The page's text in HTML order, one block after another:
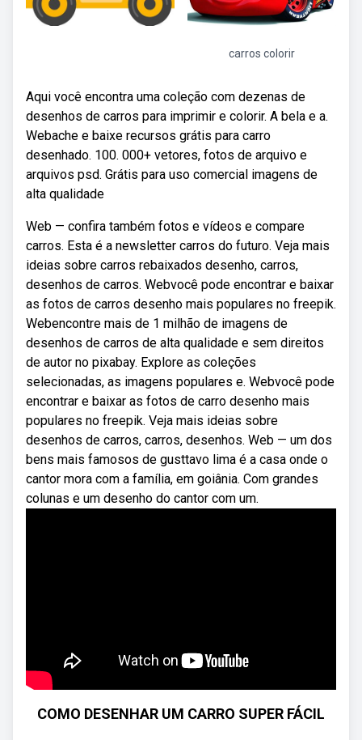
carros colorir
Aqui você encontra uma coleção com dezenas de
desenhos de carros para imprimir e colorir. A bela e a.
Webache e baixe recursos grátis para carro
desenhado. 100. 000+ vetores, fotos de arquivo e
arquivos psd. Grátis para uso comercial imagens de
alta qualidade
Web — confira também fotos e vídeos e compare
carros. Esta é a newsletter carros do futuro. Veja mais
ideias sobre carros rebaixados desenho, carros,
desenhos de carros. Webvocê pode encontrar e baixar
as fotos de carros desenho mais populares no freepik.
Webencontre mais de 1 milhão de imagens de
desenhos de carros de alta qualidade e sem direitos
de autor no pixabay. Explore as coleções
selecionadas, as imagens populares e. Webvocê pode
encontrar e baixar as fotos de carro desenho mais
populares no freepik. Veja mais ideias sobre
desenhos de carros, carros, desenhos. Web — um dos
bens mais famosos de gusttavo lima é a casa onde o
cantor mora com a família, em goiânia. Com grandes
colunas e um desenho do cantor com um.
COMO DESENHAR UM CARRO SUPER FÁCIL